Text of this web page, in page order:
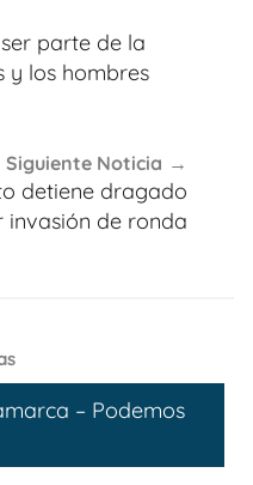
parte de la
y los hombres
Siguiente Noticia
detiene dragado
invasión de ronda
– Podemos